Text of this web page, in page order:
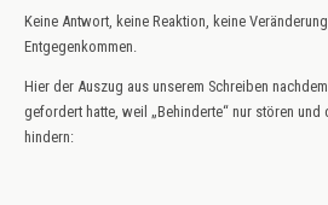
Keine Antwort, keine Reaktion, keine
Entgegenkommen.
Hier der Auszug aus unserem Schreiben
gefordert hatte, weil „Behinderte“ nur stören und
hindern: